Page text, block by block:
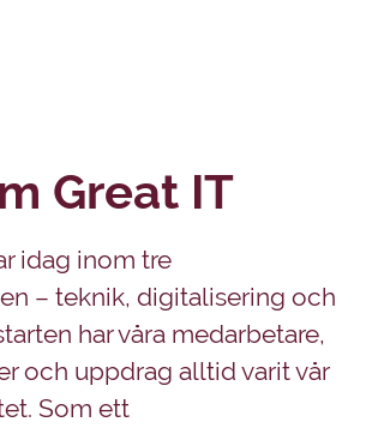
Great IT
idag inom tre
– teknik, digitalisering och
har våra medarbetare,
och uppdrag alltid varit vår
Som ett